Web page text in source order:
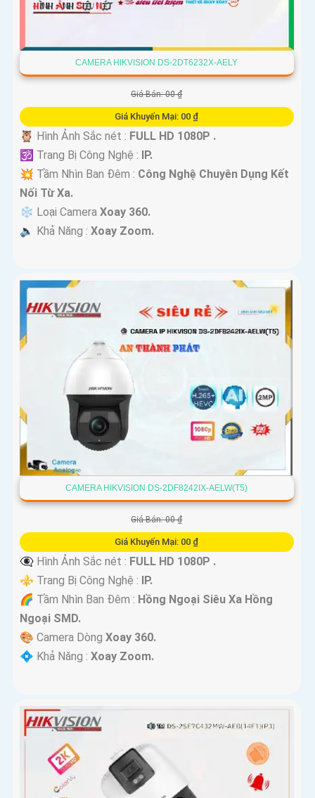
CAMERA HIKVISION DS-2DT6232X-AELY
Giá Bán: 00 ₫
Giá Khuyến Mại: 00 ₫
🦉 Hình Ảnh Sắc nét : FULL HD 1080P .
🕉️ Trang Bị Công Nghệ :
IP.
💥 Tầm Nhìn Ban Đêm : Công Nghệ Chuyên Dụng Kết
Nối Từ Xa.
❄ Loại Camera Xoay 360.
️🔈 Khả Năng : Xoay Zoom.
CAMERA HIKVISION DS-2DF8242IX-AELW(T5)
Giá Bán: 00 ₫
Giá Khuyến Mại: 00 ₫
👁️‍🗨 Hình Ảnh Sắc nét : FULL HD 1080P .
⚜️ Trang Bị Công Nghệ :
IP.
🌈 Tầm Nhìn Ban Đêm : Hồng Ngoại Siêu Xa Hồng
Ngoại SMD.
🎨 Camera Dòng Xoay 360.
️💠 Khả Năng : Xoay Zoom.